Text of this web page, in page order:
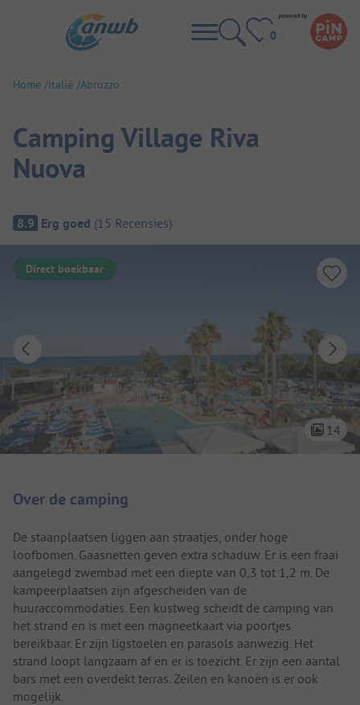
Home Italië Abruzzo
Camping Village Riva
Nuova
Camping overzicht
8.9 Erg goed (15 Recensies)
Direct boekbaar
14
Over de camping
De staanplaatsen liggen aan straatjes, onder hoge
loofbomen. Gaasnetten geven extra schaduw. Er is een fraai
aangelegd zwembad met een diepte van 0,3 tot 1,2 m. De
kampeerplaatsen zijn afgescheiden van de
huuraccommodaties. Een kustweg scheidt de camping van
het strand en is met een magneetkaart via poortjes
bereikbaar. Er zijn ligstoelen en parasols aanwezig. Het
strand loopt langzaam af en er is toezicht. Er zijn een aantal
bars met een overdekt terras. Zeilen en kanoën is er ook
mogelijk.